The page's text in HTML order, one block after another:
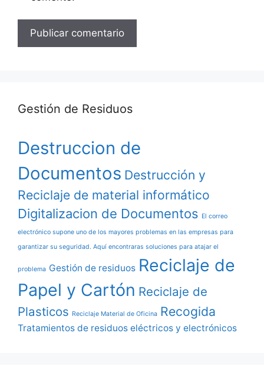
Gestión de Residuos
Destruccion de
Documentos Destrucción y
Reciclaje de material informático
Digitalizacion de Documentos El correo
electrónico supone uno de los mayores problemas en las empresas para
garantizar su seguridad. Aquí encontraras soluciones para atajar el
problema Gestión de residuos Reciclaje de
Papel y Cartón Reciclaje de
Plasticos Reciclaje Material de Oficina Recogida
Tratamientos de residuos eléctricos y electrónicos